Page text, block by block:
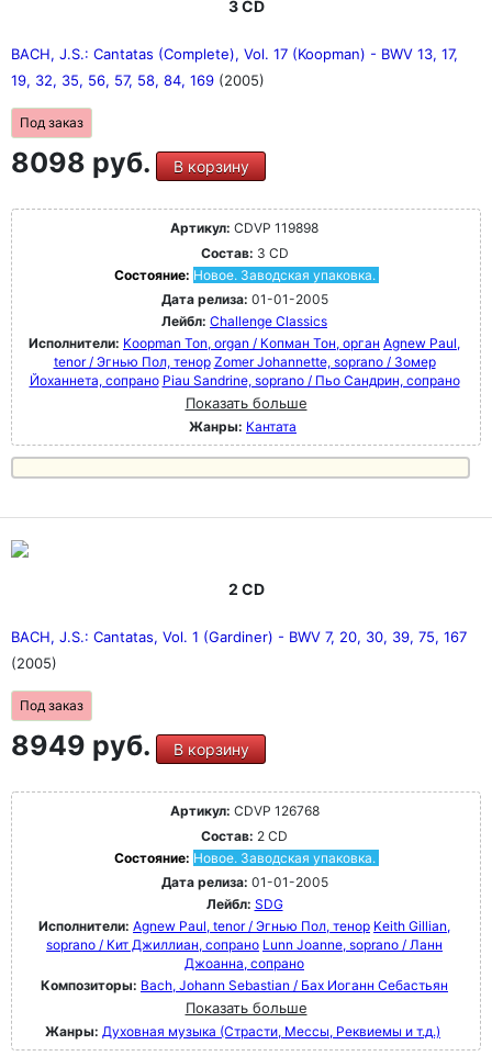
3 CD
BACH, J.S.: Cantatas (Complete), Vol. 17 (Koopman) - BWV 13, 17,
19, 32, 35, 56, 57, 58, 84, 169 (2005)
Под заказ
8098 руб. В корзину
Артикул: CDVP 119898
Состав: 3 CD
Состояние: Новое. Заводская упаковка.
Дата релиза: 01-01-2005
Лейбл: Challenge Classics
Исполнители: Koopman Ton, organ / Копман Тон, орган Agnew Paul,
tenor / Эгнью Пол, тенор Zomer Johannette, soprano / Зомер
Йоханнета, сопрано Piau Sandrine, soprano / Пьо Сандрин, сопрано
Показать больше
Жанры: Кантата
2 CD
BACH, J.S.: Cantatas, Vol. 1 (Gardiner) - BWV 7, 20, 30, 39, 75, 167
(2005)
Под заказ
8949 руб. В корзину
Артикул: CDVP 126768
Состав: 2 CD
Состояние: Новое. Заводская упаковка.
Дата релиза: 01-01-2005
Лейбл: SDG
Исполнители: Agnew Paul, tenor / Эгнью Пол, тенор Keith Gillian,
soprano / Кит Джиллиан, сопрано Lunn Joanne, soprano / Ланн
Джоанна, сопрано
Композиторы: Bach, Johann Sebastian / Бах Иоганн Себастьян
Показать больше
Жанры: Духовная музыка (Страсти, Мессы, Реквиемы и т.д.)